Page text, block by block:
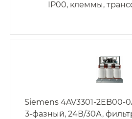
IP00, клеммы,
Siemens 4AV3301-2EB00-
3-фазный, 24В/30А,